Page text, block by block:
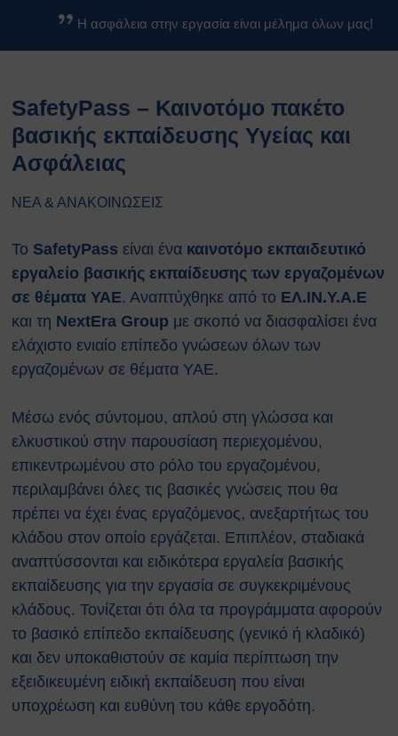
Βασικοί Κανόνες Ασφαλείας
«Δ»
Κανονισμός Χημικών
Εργαστηρίων
Εγκαταστάσεων
Διαδικασίες Ασφαλείας
Σχέδια Έκτακτης Ανάγκης
Σχέδιο Εκκένωσης του
κέντρου ΕΚΕΦΕ
Συνοπτικοί Οδηγοί ΥΑΕ
Ακτινοβολία
Βιολογικοί παράγοντες
Εκτίμηση Eπαγγελματικού
Kινδύνου
Εργονομία
Ηλεκτρικός Κίνδυνος
Μέσα Ατομικής Προστασίας
Πυροπροστασία
Χημικές Ουσίες
Οδηγίες για Επισκέπτες
Safety and Security Information
for Visitors
Είσοδος Εκπαιδευόμενου
Η ασφάλεια στην εργασία είναι μέλημα όλων μας!
SafetyPass – Καινοτόμο πακέτο
βασικής εκπαίδευσης Υγείας και
Ασφάλειας
ΝΕΑ & ΑΝΑΚΟΙΝΩΣΕΙΣ
Το SafetyPass είναι ένα καινοτόμο εκπαιδευτικό
εργαλείο βασικής εκπαίδευσης των εργαζομένων
σε θέματα ΥΑΕ. Αναπτύχθηκε από το ΕΛ.ΙΝ.Υ.Α.Ε
και τη NextEra Group με σκοπό να διασφαλίσει ένα
ελάχιστο ενιαίο επίπεδο γνώσεων όλων των
εργαζομένων σε θέματα ΥΑΕ.
Μέσω ενός σύντομου, απλού στη γλώσσα και
ελκυστικού στην παρουσίαση περιεχομένου,
επικεντρωμένου στο ρόλο του εργαζομένου,
περιλαμβάνει όλες τις βασικές γνώσεις που θα
πρέπει να έχει ένας εργαζόμενος, ανεξαρτήτως του
κλάδου στον οποίο εργάζεται. Επιπλέον, σταδιακά
αναπτύσσονται και ειδικότερα εργαλεία βασικής
εκπαίδευσης για την εργασία σε συγκεκριμένους
κλάδους. Τονίζεται ότι όλα τα προγράμματα αφορούν
το βασικό επίπεδο εκπαίδευσης (γενικό ή κλαδικό)
και δεν υποκαθιστούν σε καμία περίπτωση την
εξειδικευμένη ειδική εκπαίδευση που είναι
υποχρέωση και ευθύνη του κάθε εργοδότη.